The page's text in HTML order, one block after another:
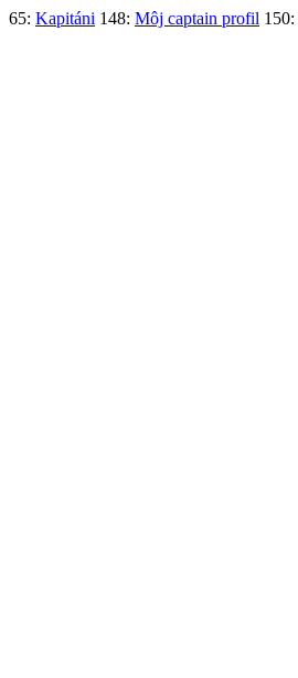
65: Kapitáni 148: Môj captain profil 150: